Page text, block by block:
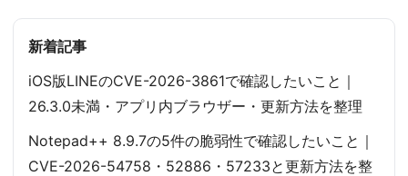
新着記事
iOS版LINEのCVE-2026-3861で確認したいこと｜
26.3.0未満・アプリ内ブラウザー・更新方法を整理
Notepad++ 8.9.7の5件の脆弱性で確認したいこと｜
CVE-2026-54758・52886・57233と更新方法を整